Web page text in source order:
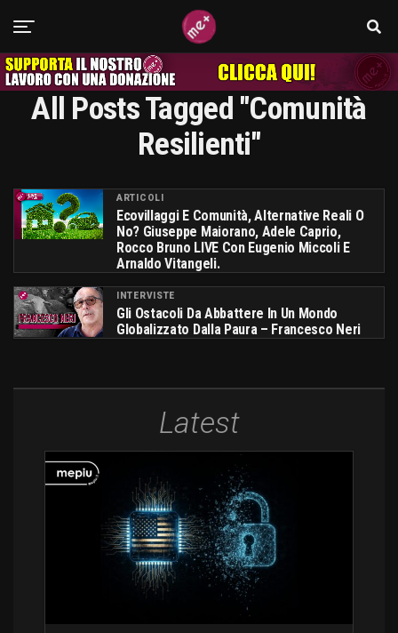
All Posts Tagged "comunità
Resilienti"
ARTICOLI
Ecovillaggi E Comunità, Alternative Reali O
No? Giuseppe Maiorano, Adele Caprio,
Rocco Bruno LIVE Con Eugenio Miccoli E
Arnaldo Vitangeli.
INTERVISTE
Gli Ostacoli Da Abbattere In Un Mondo
Globalizzato Dalla Paura – Francesco Neri
Latest